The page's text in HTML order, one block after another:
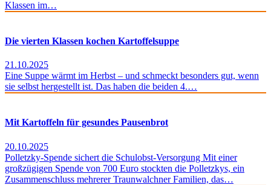
Klassen im…
Die vierten Klassen kochen Kartoffelsuppe
21.10.2025
Eine Suppe wärmt im Herbst – und schmeckt besonders gut, wenn
sie selbst hergestellt ist. Das haben die beiden 4.…
Mit Kartoffeln für gesundes Pausenbrot
20.10.2025
Polletzky-Spende sichert die Schulobst-Versorgung Mit einer
großzügigen Spende von 700 Euro stockten die Polletzkys, ein
Zusammenschluss mehrerer Traunwalchner Familien, das…